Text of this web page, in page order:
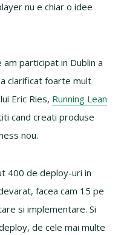
nu e chiar o idee
participat in Dublin a
clarificat foarte mult
Eric Ries, Running Lean
cand creati produse
nou.
400 de deploy-uri in
facea cam 15 pe
si implementare. Si
de cele mai multe